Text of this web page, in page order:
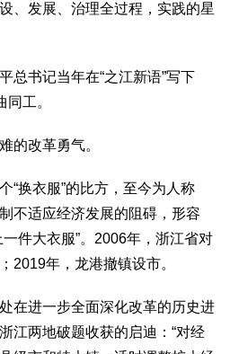
、发展、治理全过程，实践的星
书记当年在“之江新语”写下
同工。
改革勇气。
换衣服”的比方，至今为人称
不适应经济发展的阻碍，形容
件大衣服”。2006年，浙江省对
2019年，龙港撤镇设市。
进一步全面深化改革的历史进
江两地破题收获的启迪：“对经